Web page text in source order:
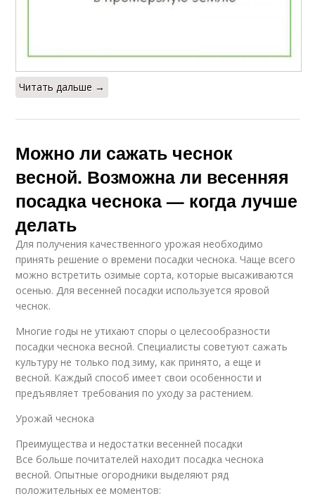
Читать дальше →
Можно ли сажать чеснок
весной. Возможна ли весенняя
посадка чеснока — когда лучше
делать
Для получения качественного урожая необходимо
принять решение о времени посадки чеснока. Чаще всего
можно встретить озимые сорта, которые высаживаются
осенью. Для весенней посадки используется яровой
чеснок.
Многие годы не утихают споры о целесообразности
посадки чеснока весной. Специалисты советуют сажать
культуру не только под зиму, как принято, а еще и
весной. Каждый способ имеет свои особенности и
предъявляет требования по уходу за растением.
Урожай чеснока
Преимущества и недостатки весенней посадки
Все больше почитателей находит посадка чеснока
весной. Опытные огородники выделяют ряд
положительных ее моментов: